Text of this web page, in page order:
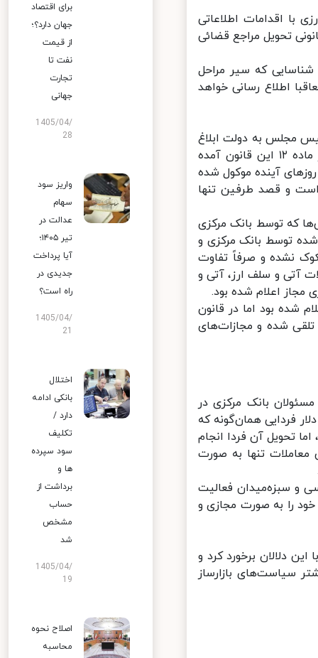
اقدامات اطلاعاتی
تحویل مراجع قضائی
که سیر مراحل
اطلاع رسانی خواهد
مجلس به دولت ابلاغ
شده است، معاملات فردایی ارز غیرقانونی و در حکم قاچاق خواهد بود. در ماده ۱۲ این قانون آمده
آینده موکول شده
و قصد طرفین تنها
که توسط بانک مرکزی
توسط بانک مرکزی و
نشده و صرفاً تفاوت
و سلف ارز، آتی و
اعلام شده بود.
شده بود اما در قانون
شده و مجازات‌های
بانک مرکزی در
فردایی همان‌گونه که
تحویل آن فردا انجام
معاملات تنها به صورت
و سبزه‌میدان فعالیت
را به صورت مجازی و
دلالان برخورد کرد و
سیاست‌های بازارساز
برای اقتصاد
جهان دارد؟؛
از قیمت
نفت تا
تجارت
جهانی
1405/04/
28
واریز سود
سهام
عدالت در
تیر ۱۴۰۵؛
آیا پرداخت
جدیدی در
راه است؟
1405/04/
اختلال
بانکی ادامه
دارد /
تکلیف
سود سپرده
ها و
برداشت از
حساب
مشخص
شد
1405/04/
19
اصلاح نحوه
محاسبه